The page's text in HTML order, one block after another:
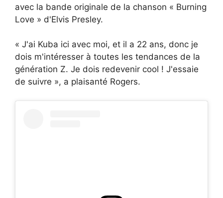
avec la bande originale de la chanson « Burning
Love » d'Elvis Presley.
« J'ai Kuba ici avec moi, et il a 22 ans, donc je
dois m'intéresser à toutes les tendances de la
génération Z. Je dois redevenir cool ! J'essaie
de suivre », a plaisanté Rogers.